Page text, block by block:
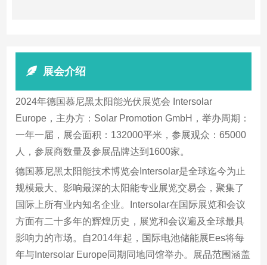
展会介绍
2024年德国慕尼黑太阳能光伏展览会 Intersolar
Europe，主办方：Solar Promotion GmbH，举办周期：
一年一届，展会面积：132000平米，参展观众：65000
人，参展商数量及参展品牌达到1600家。
德国慕尼黑太阳能技术博览会Intersolar是全球迄今为止
规模最大、影响最深的太阳能专业展览交易会，聚集了
国际上所有业内知名企业。Intersolar在国际展览和会议
方面有二十多年的辉煌历史，展览和会议遍及全球最具
影响力的市场。自2014年起，国际电池储能展Ees将每
年与Intersolar Europe同期同地同馆举办。展品范围涵盖